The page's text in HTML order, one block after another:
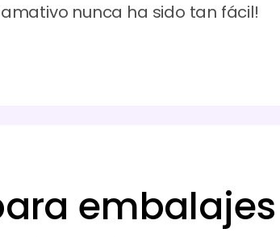
nunca ha sido tan fácil!